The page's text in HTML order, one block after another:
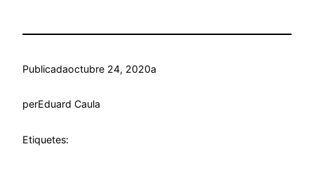
Publicadaoctubre 24, 2020a
perEduard Caula
Etiquetes: